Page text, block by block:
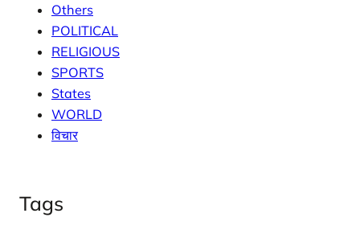
Others
POLITICAL
RELIGIOUS
SPORTS
States
WORLD
विचार
Tags